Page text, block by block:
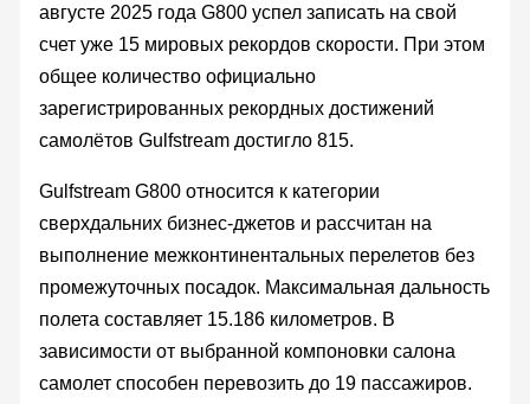
августе 2025 года G800 успел записать на свой
счет уже 15 мировых рекордов скорости. При этом
общее количество официально
зарегистрированных рекордных достижений
самолётов Gulfstream достигло 815.
Gulfstream G800 относится к категории
сверхдальних бизнес-джетов и рассчитан на
выполнение межконтинентальных перелетов без
промежуточных посадок. Максимальная дальность
полета составляет 15.186 километров. В
зависимости от выбранной компоновки салона
самолет способен перевозить до 19 пассажиров.